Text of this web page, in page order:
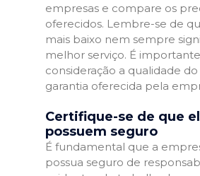
empresas e compare os
oferecidos. Lembre-se de
mais baixo nem sempre
melhor serviço. É
consideração a qualidade
garantia oferecida pela
Certifique-se de que
possuem seguro
É fundamental que a
possua seguro de